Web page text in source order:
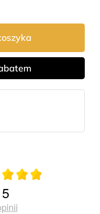
i recenzje klientów
4.9 z 5
5